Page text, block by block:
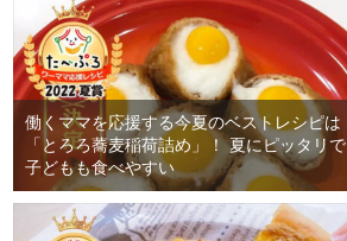
働くママを応援する今夏のベストレシピは
「とろろ蕎麦稲荷詰め」！ 夏にピッタリで
子どもも食べやすい